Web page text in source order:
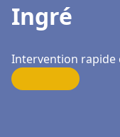
Ingré
Intervention rapide